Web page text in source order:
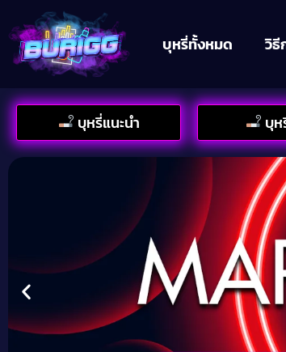
บุหรี่ทั้งหมด วิธี
บุหรี่แนะนำ บุห